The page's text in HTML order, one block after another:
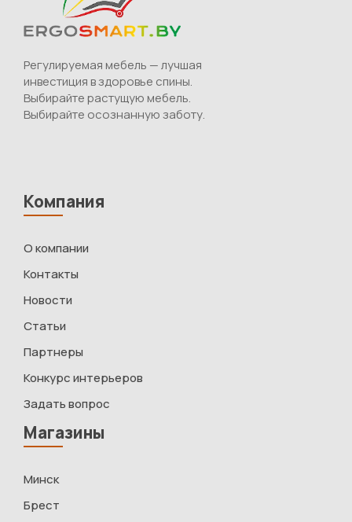
Регулируемая мебель — лучшая
инвестиция в здоровье спины.
Выбирайте растущую мебель.
Выбирайте осознанную заботу.
Компания
О компании
Контакты
Новости
Статьи
Партнеры
Конкурс интерьеров
Задать вопрос
Магазины
Минск
Брест